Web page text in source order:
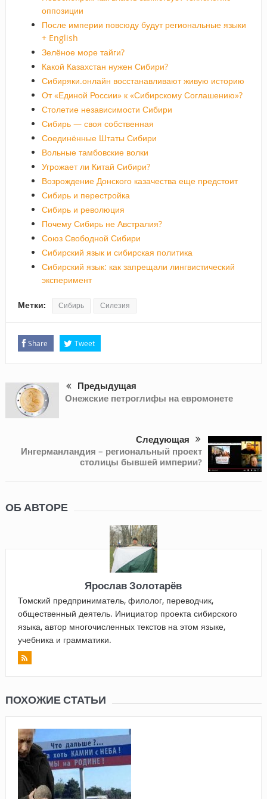
оппозиции
После империи повсюду будут региональные языки
+ English
Зелёное море тайги?
Какой Казахстан нужен Сибири?
Сибиряки.онлайн восстанавливают живую историю
От «Единой России» к «Сибирскому Соглашению»?
Столетие независимости Сибири
Сибирь — своя собственная
Соединённые Штаты Сибири
Вольные тамбовские волки
Угрожает ли Китай Сибири?
Возрождение Донского казачества еще предстоит
Сибирь и перестройка
Сибирь и революция
Почему Сибирь не Австралия?
Союз Свободной Сибири
Сибирский язык и сибирская политика
Сибирский язык: как запрещали лингвистический
эксперимент
Метки: Сибирь Силезия
Share Tweet
Предыдущая
Онежские петроглифы на евромонете
Следующая
Ингерманландия – региональный проект
столицы бывшей империи?
ОБ АВТОРЕ
Ярослав Золотарёв
Томский предприниматель, филолог, переводчик,
общественный деятель. Инициатор проекта сибирского
языка, автор многочисленных текстов на этом языке,
учебника и грамматики.
ПОХОЖИЕ СТАТЬИ